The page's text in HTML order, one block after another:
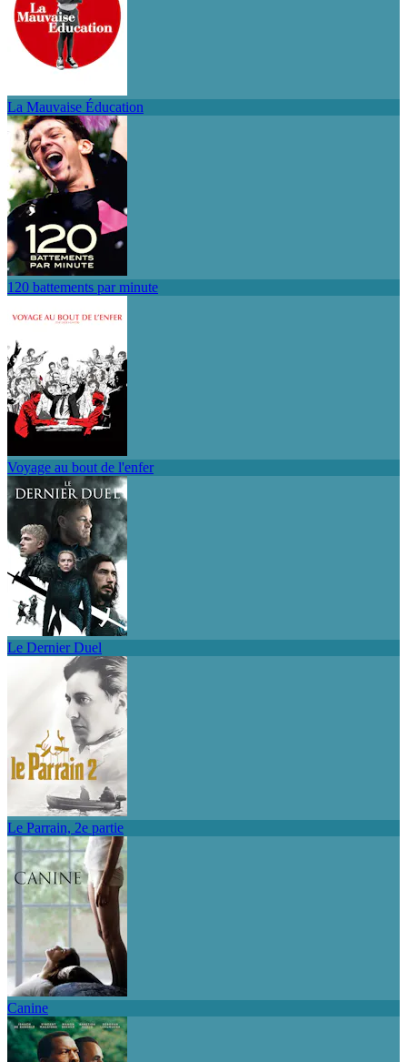
La Mauvaise Éducation
120 battements par minute
Voyage au bout de l'enfer
Le Dernier Duel
Le Parrain, 2e partie
Canine